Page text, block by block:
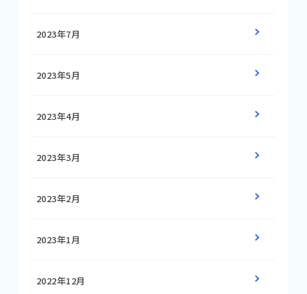
2023年7月
2023年5月
2023年4月
2023年3月
2023年2月
2023年1月
2022年12月